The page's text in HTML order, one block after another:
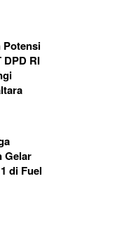
Potensi
DPD RI
Gelar
di Fuel